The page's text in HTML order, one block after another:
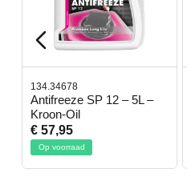
134.34678
Antifreeze SP 12 – 5L –
Kroon-Oil
€ 57,95
Op voorraad